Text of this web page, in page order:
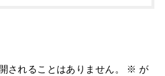
されることはありません。 ※ が